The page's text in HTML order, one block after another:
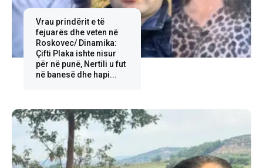
Vrau prindërit e të
fejuarës dhe veten në
Roskovec/ Dinamika:
Çifti Plaka ishte nisur
për në punë, Nertili u fut
në banesë dhe hapi...